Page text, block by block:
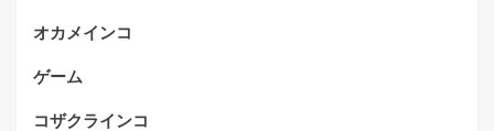
オカメインコ
ゲーム
コザクラインコ